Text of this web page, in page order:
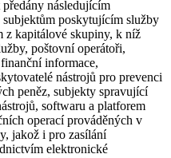
následujícím
poskytujícím služby
z kapitálové skupiny, k níž
poštovní operátoři,
informace,
nástrojů pro prevenci
peněz, subjekty spravující
softwaru a platforem
operací prováděných v
jakož i pro zasílání
elektronické